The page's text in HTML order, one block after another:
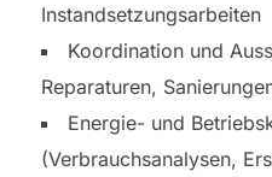
Instandsetzungsarbeiten
Koordination und
Reparaturen,
Energie- und
(Verbrauchsanalysen,